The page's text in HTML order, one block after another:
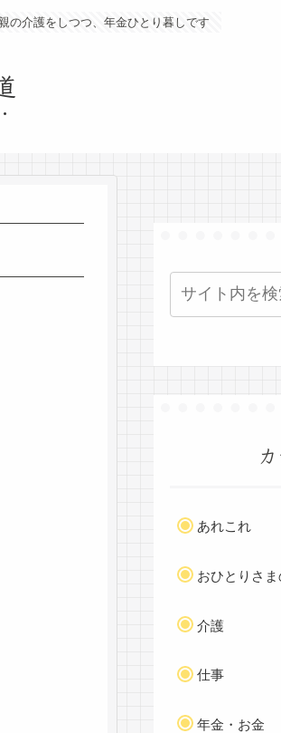
の介護をしつつ、年金ひとり暮しです
あれこれ
おひとりさ
介護
仕事
年金・お金